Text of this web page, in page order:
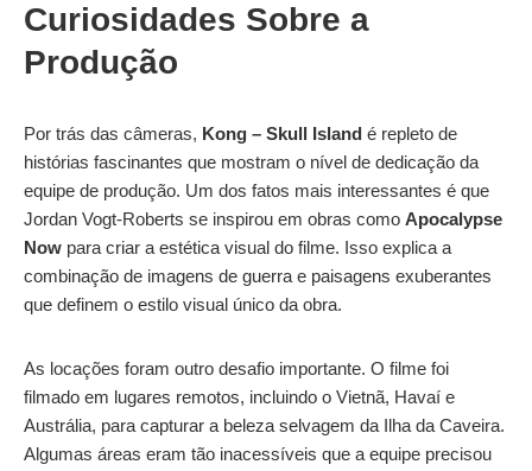
Curiosidades Sobre a
Produção
Por trás das câmeras, Kong – Skull Island é repleto de
histórias fascinantes que mostram o nível de dedicação da
equipe de produção. Um dos fatos mais interessantes é que
Jordan Vogt-Roberts se inspirou em obras como Apocalypse
Now para criar a estética visual do filme. Isso explica a
combinação de imagens de guerra e paisagens exuberantes
que definem o estilo visual único da obra.
As locações foram outro desafio importante. O filme foi
filmado em lugares remotos, incluindo o Vietnã, Havaí e
Austrália, para capturar a beleza selvagem da Ilha da Caveira.
Algumas áreas eram tão inacessíveis que a equipe precisou